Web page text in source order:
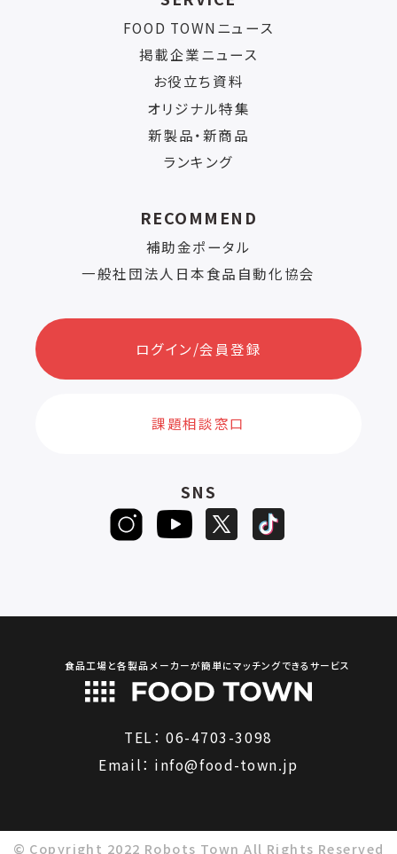
FOOD TOWNニュース
掲載企業ニュース
お役立ち資料
オリジナル特集
新製品・新商品
ランキング
RECOMMEND
補助金ポータル
一般社団法人日本食品自動化協会
ログイン/会員登録
課題相談窓口
SNS
食品工場と各製品メーカーが簡単にマッチングできるサービス
TEL：06-4703-3098
Email： info@food-town.jp
© Copyright 2022 Robots Town All Rights Reserved